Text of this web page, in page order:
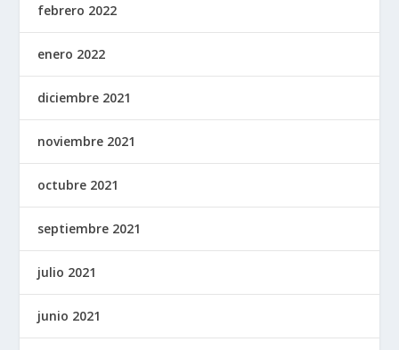
febrero 2022
enero 2022
diciembre 2021
noviembre 2021
octubre 2021
septiembre 2021
julio 2021
junio 2021